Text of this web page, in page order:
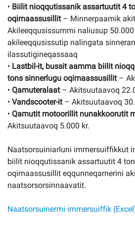
• Biilit nioqqutissanik assartuutit 4
oqimaassusillit– Minnerpaamik
Akileeqqusissummi naliusup
akileeqqusissutip nalingata
ilassutigineqassaaq
• Lastbil-it, bussit aamma biilit
tons sinnerlugu oqimaassusillit–
• Qamuteralaat– Akitsuutaavoq
• Vandscooter-it– Akitsuutaavoq
• Qamutit motoorillit nunakkoorutit
Akitsuutaavoq 5.000 kr.
Naatsorsuiniarluni immersuiffikkut
biilit nioqqutissanik assartuutit 4
oqimaassusillit eqqunneqarnerini
naatsorsorsinnaavatit.
Naatsorsuinermi immersuiffik